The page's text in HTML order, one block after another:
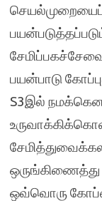
செயல்முறையைப்
பயன்பாடு
S3இல்
ஒருங்கிணைத்து
ஒவ்வொரு